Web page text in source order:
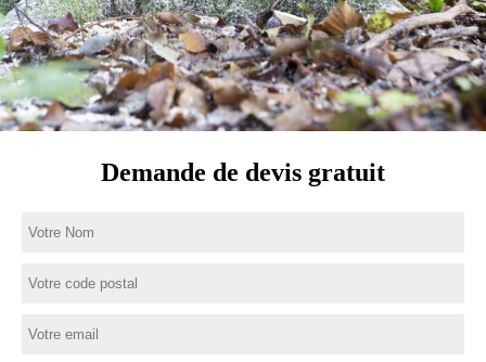
Demande de devis gratuit